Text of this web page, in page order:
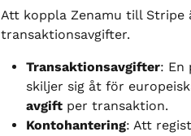
Att koppla Zenamu till
transaktionsavgifter.
Transaktionsavgifter: En
skiljer sig åt för
avgift per transaktion.
Kontohantering: Att